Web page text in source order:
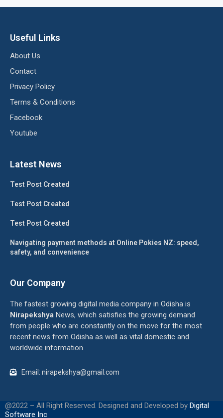
Useful Links
About Us
Contact
Privacy Policy
Terms & Conditions
Facebook
Youtube
Latest News
Test Post Created
Test Post Created
Test Post Created
Navigating payment methods at Online Pokies NZ: speed,
safety, and convenience
Our Company
The fastest growing digital media company in Odisha is
Nirapekshya News, which satisfies the growing demand
from people who are constantly on the move for the most
recent news from Odisha as well as vital domestic and
worldwide information.
Email: nirapekshya@gmail.com
@2022 – All Right Reserved. Designed and Developed by Digital
Software Inc